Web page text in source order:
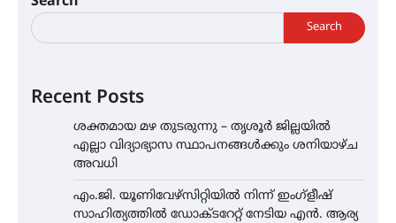
Search
Recent Posts
ശക്തമായ മഴ തുടരുന്നു – തൃശൂർ ജില്ലയിൽ
എല്ലാ വിദ്യാഭ്യാസ സ്ഥാപനങ്ങൾക്കും ശനിയാഴ്ച
അവധി
എം.ജി. യൂണിവേഴ്‌സിറ്റിയിൽ നിന്ന് ഇംഗ്ളീഷ്
സാഹിത്യത്തിൽ ഡോക്ടറേറ്റ് നേടിയ എൻ. ആര്യ